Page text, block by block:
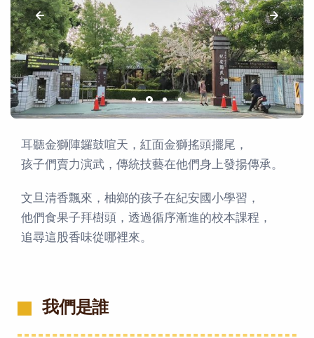
耳聽金獅陣鑼鼓喧天，紅面金獅搖頭擺尾，
孩子們賣力演武，傳統技藝在他們身上發揚傳承。
文旦清香飄來，柚鄉的孩子在紀安國小學習，
他們食果子拜樹頭，透過循序漸進的校本課程，
追尋這股香味從哪裡來。
我們是誰